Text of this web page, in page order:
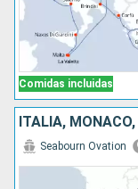
Comidas incluidas
Seabourn Ovation